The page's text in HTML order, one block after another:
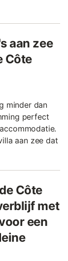
aan zee
Côte
minder dan
perfect
aan zee dat
Côte
met
een